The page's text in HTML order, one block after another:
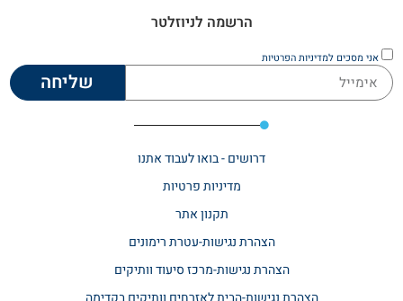
הרשמה לניוזלטר
אני מסכים למדיניות הפרטיות
שליחה
דרושים - בואו לעבוד אתנו
מדיניות פרטיות
תקנון אתר​
הצהרת נגישות-עטרת רימונים
הצהרת נגישות-מרכז סיעוד וותיקים